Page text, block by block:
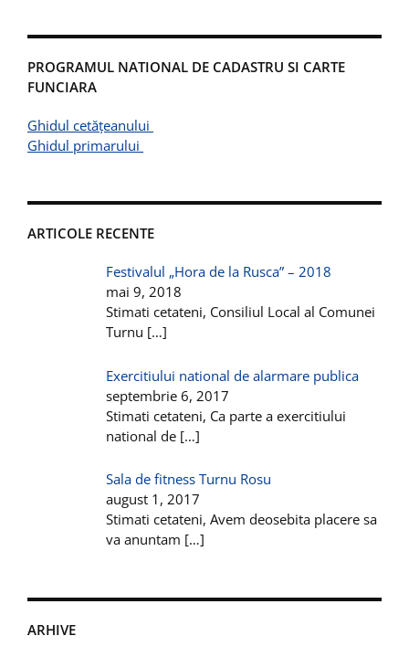
PROGRAMUL NATIONAL DE CADASTRU SI CARTE
FUNCIARA
Ghidul cetățeanului
Ghidul primarului
ARTICOLE RECENTE
Festivalul „Hora de la Rusca” – 2018
mai 9, 2018
Stimati cetateni, Consiliul Local al Comunei
Turnu […]
Exercitiului national de alarmare publica
septembrie 6, 2017
Stimati cetateni, Ca parte a exercitiului
national de […]
Sala de fitness Turnu Rosu
august 1, 2017
Stimati cetateni, Avem deosebita placere sa
va anuntam […]
ARHIVE